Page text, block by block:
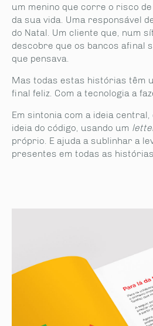
um menino que corre o risco
da sua vida. Uma responsável
do Natal. Um cliente que, num
descobre que os bancos afinal
que pensava.
Mas todas estas histórias têm
final feliz. Com a tecnologia a
Em sintonia com a ideia
ideia do código, usando um
próprio. E ajuda a sublinhar a
presentes em todas as